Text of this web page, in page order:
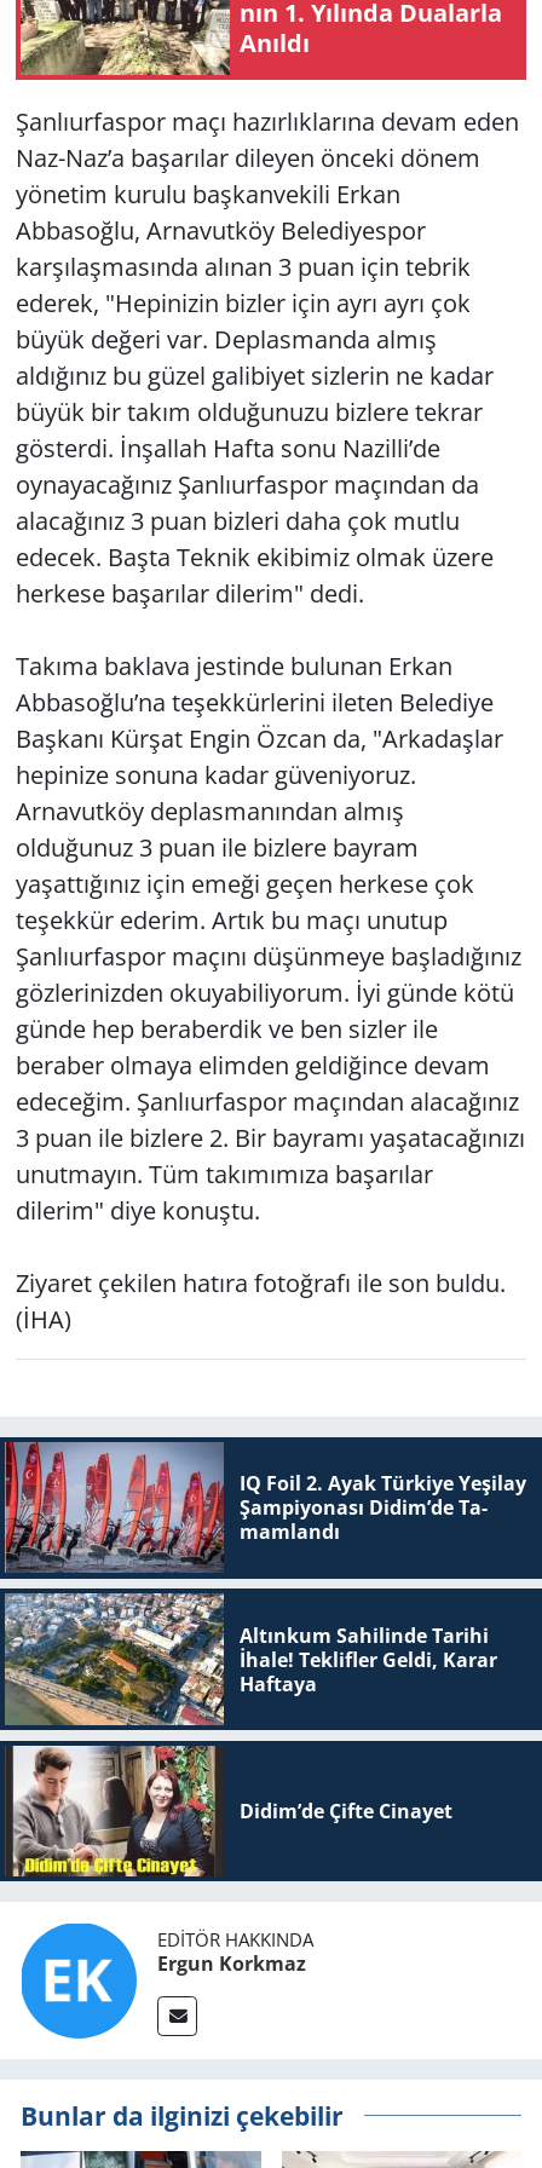
nın 1. Yı­lın­da Du­alar­la
Anıl­dı
Şanlıurfaspor maçı hazırlıklarına devam eden
Naz-Naz’a başarılar dileyen önceki dönem
yönetim kurulu başkanvekili Erkan
Abbasoğlu, Arnavutköy Belediyespor
karşılaşmasında alınan 3 puan için tebrik
ederek, "Hepinizin bizler için ayrı ayrı çok
büyük değeri var. Deplasmanda almış
aldığınız bu güzel galibiyet sizlerin ne kadar
büyük bir takım olduğunuzu bizlere tekrar
gösterdi. İnşallah Hafta sonu Nazilli’de
oynayacağınız Şanlıurfaspor maçından da
alacağınız 3 puan bizleri daha çok mutlu
edecek. Başta Teknik ekibimiz olmak üzere
herkese başarılar dilerim" dedi.
Takıma baklava jestinde bulunan Erkan
Abbasoğlu’na teşekkürlerini ileten Belediye
Başkanı Kürşat Engin Özcan da, "Arkadaşlar
hepinize sonuna kadar güveniyoruz.
Arnavutköy deplasmanından almış
olduğunuz 3 puan ile bizlere bayram
yaşattığınız için emeği geçen herkese çok
teşekkür ederim. Artık bu maçı unutup
Şanlıurfaspor maçını düşünmeye başladığınız
gözlerinizden okuyabiliyorum. İyi günde kötü
günde hep beraberdik ve ben sizler ile
beraber olmaya elimden geldiğince devam
edeceğim. Şanlıurfaspor maçından alacağınız
3 puan ile bizlere 2. Bir bayramı yaşatacağınızı
unutmayın. Tüm takımımıza başarılar
dilerim" diye konuştu.
Ziyaret çekilen hatıra fotoğrafı ile son buldu.
(İHA)
IQ Foil 2. Ayak Tür­ki­ye Ye­şi­lay
Şam­pi­yo­na­sı Didim’de Ta­
mam­lan­dı
Altınkum Sahilinde Tarihi
İhale! Teklifler Geldi, Karar
Haftaya
Didim’de Çifte Ci­na­yet
EDITÖR HAKKINDA
Ergun Korkmaz
Bunlar da ilginizi çekebilir
Yerel